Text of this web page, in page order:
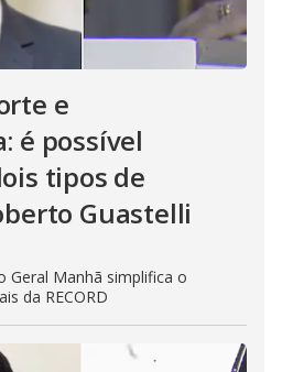
e
é possível
tipos de
Guastelli
Geral Manhã simplifica o
da RECORD